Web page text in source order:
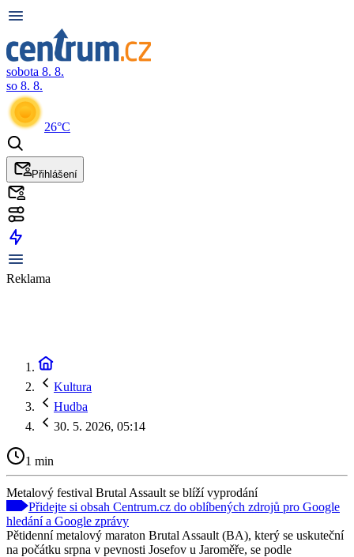
sobota 8. 8.
so 8. 8.
26°C
Přihlášení
Reklama
Kultura
Hudba
30. 5. 2026, 05:14
1 min
Metalový festival Brutal Assault se blíží vyprodání
Přidejte si obsah Centrum.cz do oblíbených zdrojů pro Google
hledání a Google zprávy
Pětidenní metalový maraton Brutal Assault (BA), který se uskuteční
na počátku srpna v pevnosti Josefov u Jaroměře, se podle